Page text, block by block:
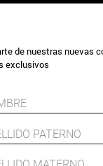
de nuestras nuevas
exclusivos